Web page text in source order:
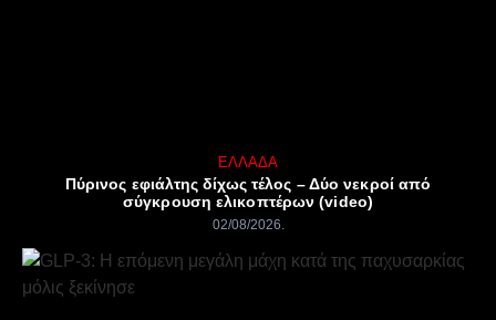
ΕΛΛΆΔΑ
Πύρινος εφιάλτης δίχως τέλος – Δύο νεκροί από
σύγκρουση ελικοπτέρων (video)
02/08/2026